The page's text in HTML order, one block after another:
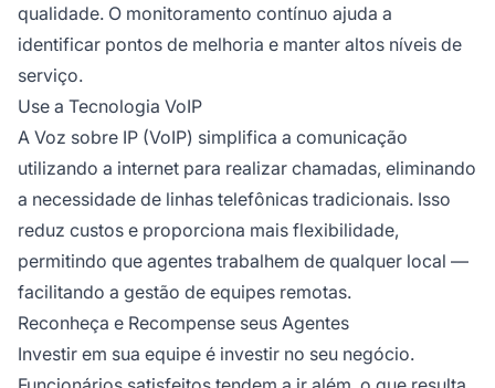
qualidade. O monitoramento contínuo ajuda a
identificar pontos de melhoria e manter altos níveis de
serviço.
Use a Tecnologia VoIP
A Voz sobre IP (VoIP) simplifica a comunicação
utilizando a internet para realizar chamadas, eliminando
a necessidade de linhas telefônicas tradicionais. Isso
reduz custos e proporciona mais flexibilidade,
permitindo que agentes trabalhem de qualquer local —
facilitando a gestão de equipes remotas.
Reconheça e Recompense seus Agentes
Investir em sua equipe é investir no seu negócio.